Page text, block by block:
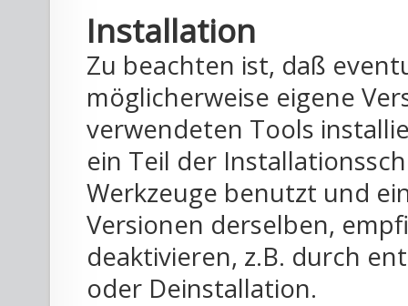
Installation
Zu beachten ist, daß
möglicherweise eigene
verwendeten Tools
ein Teil der
Werkzeuge benutzt und
Versionen derselben,
deaktivieren, z.B. durch
oder Deinstallation.